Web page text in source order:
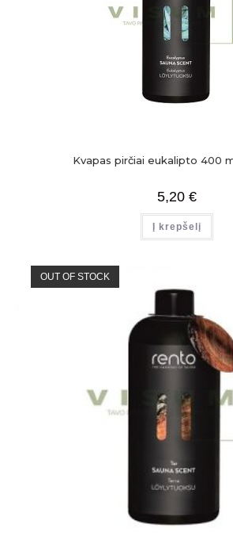
Kvapas pirčiai eukalipto 400
5,20 €
Į krepšelį
OUT OF STOCK